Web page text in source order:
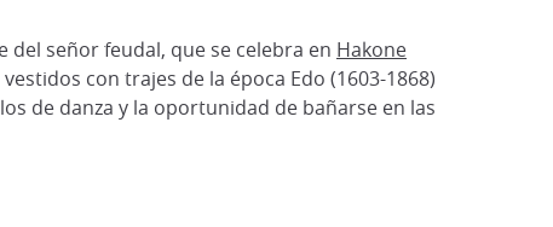
del señor feudal, que se celebra en Hakone
con trajes de la época Edo (1603-1868)
de danza y la oportunidad de bañarse en las